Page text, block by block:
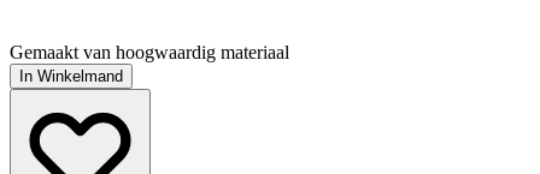
Gemaakt van hoogwaardig materiaal
In Winkelmand